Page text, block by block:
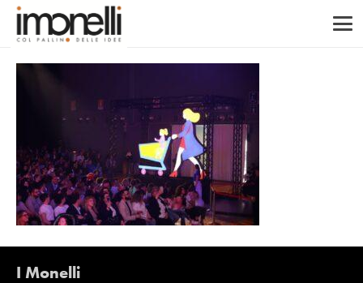
I Monelli